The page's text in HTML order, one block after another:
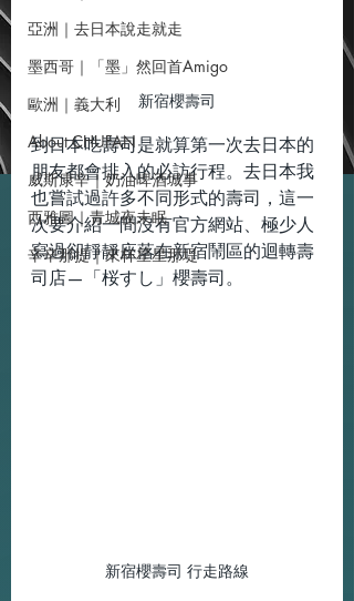
亞洲｜去日本說走就走
墨西哥｜「墨」然回首Amigo
歐洲｜義大利
About CHUFAN
威斯康辛｜奶油啤酒城事
西雅圖｜青城夜未眠
辛辛那提｜來杯星星那堤
新宿櫻壽司
到日本吃壽司是就算第一次去日本的
朋友都會排入的必訪行程。去日本我
也嘗試過許多不同形式的壽司，這一
次要介紹一間沒有官方網站、極少人
寫過卻靜靜座落在新宿鬧區的迴轉壽
司店—「桜すし」櫻壽司。
新宿櫻壽司 行走路線